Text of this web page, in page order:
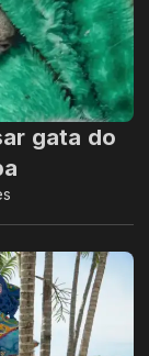
gata do